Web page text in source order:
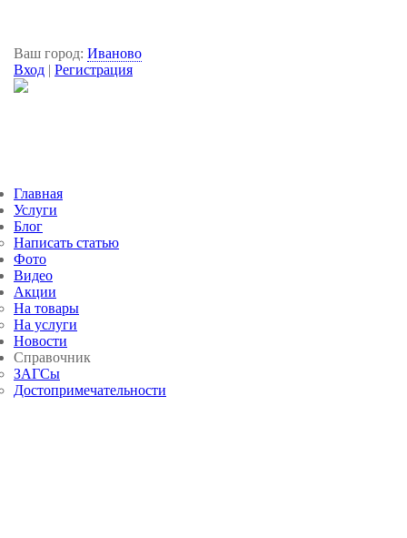
Ваш город: Иваново
Вход | Регистрация
Главная
Услуги
Блог
Написать статью
Фото
Видео
Акции
На товары
На услуги
Новости
Справочник
ЗАГСы
Достопримечательности